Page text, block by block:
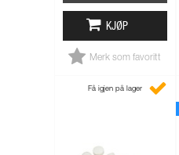
KJØP
Merk som favoritt
Få igjen på lager